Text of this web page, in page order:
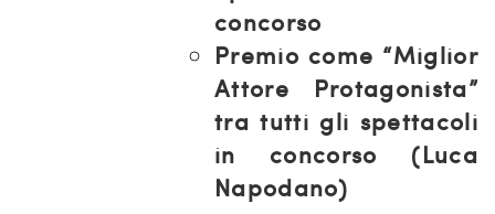
concorso
Premio come “Miglior
Attore Protagonista”
tra tutti gli spettacoli
in concorso (Luca
Napodano)